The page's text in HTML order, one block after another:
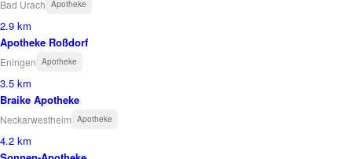
Bad Urach Apotheke
2.9 km
Apotheke Roßdorf
Eningen Apotheke
3.5 km
Braike Apotheke
Neckarwestheim Apotheke
4.2 km